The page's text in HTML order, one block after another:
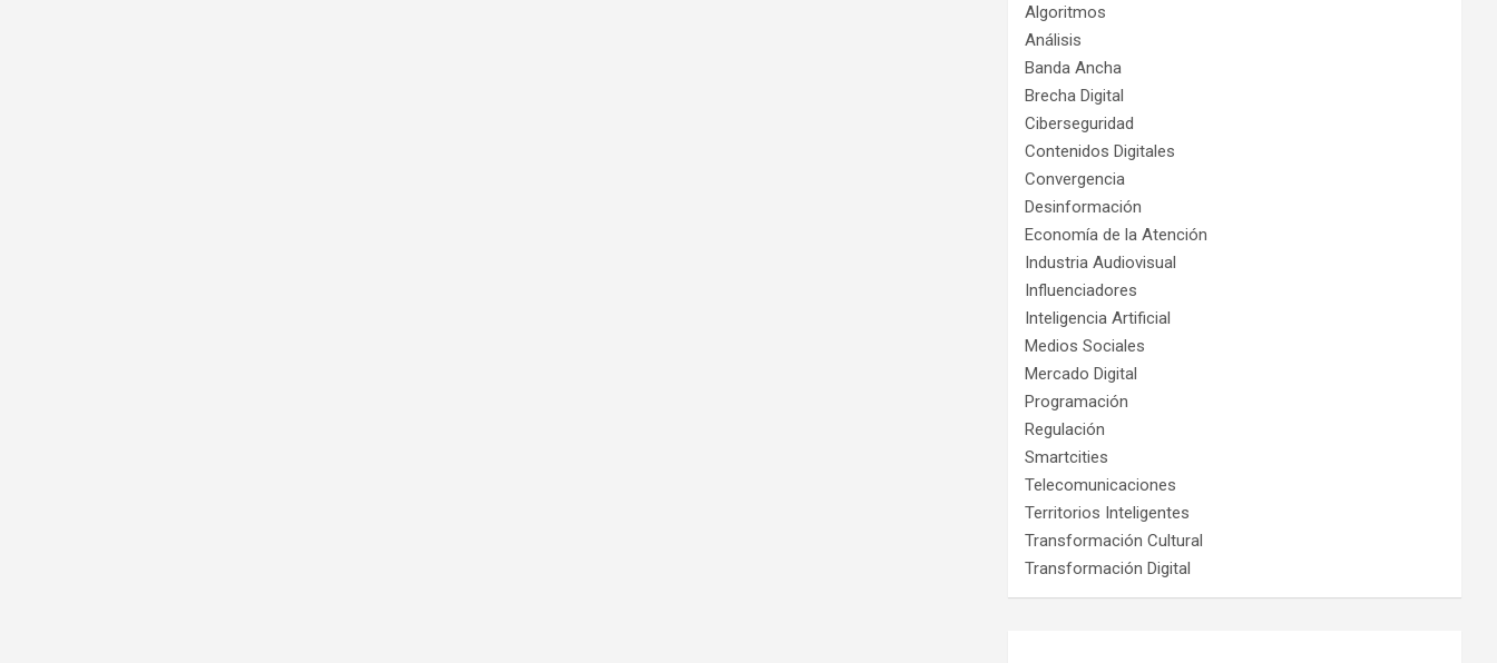
Algoritmos
Análisis
Banda Ancha
Brecha Digital
Ciberseguridad
Contenidos Digitales
Convergencia
Desinformación
Economía de la Atención
Industria Audiovisual
Influenciadores
Inteligencia Artificial
Medios Sociales
Mercado Digital
Programación
Regulación
Smartcities
Telecomunicaciones
Territorios Inteligentes
Transformación Cultural
Transformación Digital